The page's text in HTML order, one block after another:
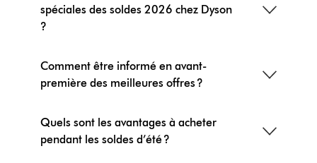
spéciales des soldes 2026 chez Dyson
?
Comment être informé en avant-
première des meilleures offres ?
Quels sont les avantages à acheter
pendant les soldes d’été ?